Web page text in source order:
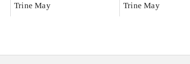
dansk for 3. klasse :
Trine May
klasse : grundbog.
Trine May